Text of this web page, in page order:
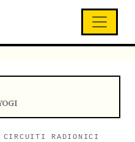
CIRCUITI RADIONICI